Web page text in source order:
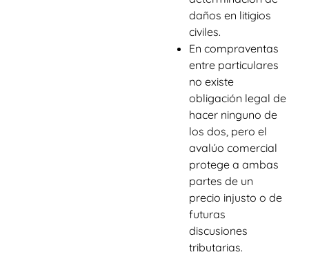
daños en litigios
civiles.
En compraventas
entre particulares
no existe
obligación legal de
hacer ninguno de
los dos, pero el
avalúo comercial
protege a ambas
partes de un
precio injusto o de
futuras
discusiones
tributarias.